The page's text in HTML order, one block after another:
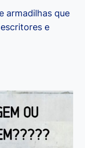
armadilhas que
e